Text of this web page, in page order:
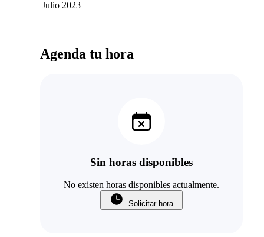
Angel
Julio 2023
Agenda tu hora
Sin horas disponibles
No existen horas disponibles actualmente.
Solicitar hora